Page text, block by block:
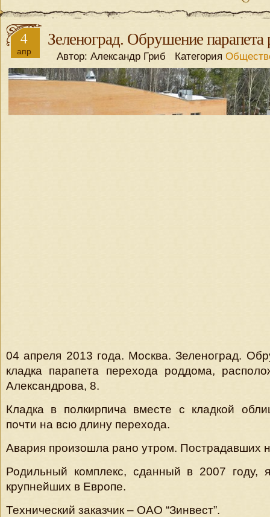
4
апр
Зеленоград. Обрушение парапета
Автор: Александр Гриб Категория
04 апреля 2013 года. Москва. Зеленоград.
кладка парапета перехода роддома,
Александрова, 8.
Кладка в полкирпича вместе с кладкой
почти на всю длину перехода.
Авария произошла рано утром. Пострадавших
Родильный комплекс, сданный в 2007 году,
крупнейших в Европе.
Технический заказчик – ОАО “Зинвест”.